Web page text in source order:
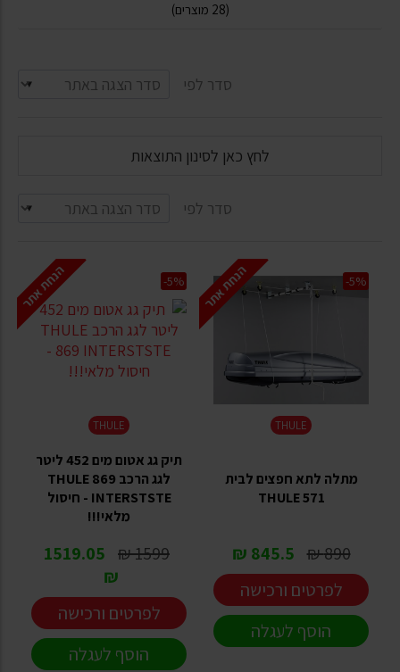
(28 מוצרים)
סדר לפי
לחץ כאן לסינון התוצאות
סדר לפי
הנחת אתר
THULE
מתלה לתא חפצים לבית
THULE 571
890 ₪
845.5 ₪
-5%
לפרטים ורכישה
הוסף לעגלה
הנחת אתר
THULE
תיק גג אטום מים 452 ליטר
לגג הרכב THULE 869
INTERSTSTE - חיסול
מלאי!!!
1599 ₪
1519.05
₪
-5%
לפרטים ורכישה
הוסף לעגלה